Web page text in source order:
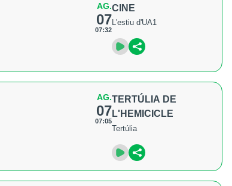
AG.
07
07:32
CINE
L'estiu d'UA1
AG.
07
07:05
TERTÚLIA DE
L'HEMICICLE
Tertúlia